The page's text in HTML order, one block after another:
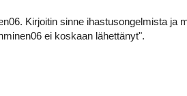
Kirjoitin sinne ihastusongelmista ja
ei koskaan lähettänyt".